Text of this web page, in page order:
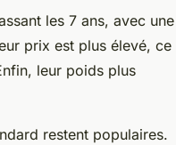
les 7 ans, avec une
prix est plus élevé, ce
leur poids plus
restent populaires.